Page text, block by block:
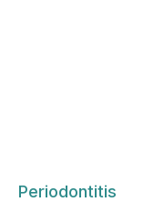
Periodontitis